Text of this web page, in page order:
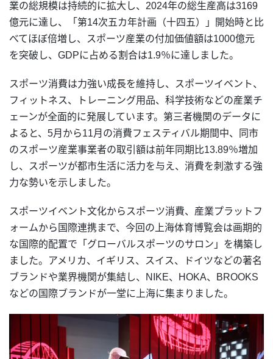
業の総規模は持続的に拡大し、2024年の総生産高は3169
億元に達し、「第14次五カ年計画（十四五）」開始時と比
べてほぼ倍増し、スポーツ産業の付加価値額は1000億元
を突破し、GDPに占める割合は1.9％に達しました。
スポーツ消費は力強い成長を維持し、スポーツイベント、
フィットネス、トレーニング用品、科学技術などの産業チ
ェーンが全面的に発展しています。第三者機関のデータに
よると、5月から11月の消費フェスティバル期間中、同市
のスポーツ産業事業者の取引額は前年同期比13.89％増加
し、スポーツが都市生活に活力を与え、消費を刺激する強
力な勢いを示しました。
スポーツイベント文化からスポーツ消費、産業プラットフ
ォームから国際連携まで、今回の上海体育博覧会は画期的
な国際的配置で「グローバルスポーツのサロン」を構築し
ました。アメリカ、イギリス、スイス、ドイツなどの著名
ブランドや業界機関が集結し、NIKE、HOKA、BROOKS
などの国際ブランドが一堂に上海に集まりました。